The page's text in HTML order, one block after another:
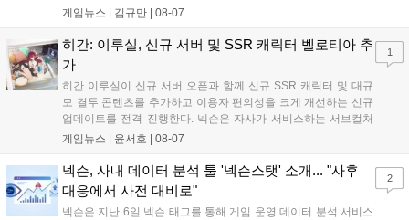
11일부터는 게임 실행 시 할인 쿠폰을 지급하는 오픈 기념 이벤트도 진
있는 환경을 조성해 창작자와 이용자 모두에게 새로운 경험을 제공할 것
으로 기대된다....
게임뉴스 | 김규만 | 08-07
히간: 이루실, 신규 서버 및 SSR 캐릭터 벨로티아 추
가
히간 이루실이 신규 서버 오픈과 함께 신규 SSR 캐릭터 및 대규
모 결투 콘텐츠를 추가하고 이용자 편의성을 크게 개선하는 신규
업데이트를 전격 진행한다. 넥슨은 자사가 서비스하는 서브컬처
게임 히간 이루실에 신규 서버 'world3'을 개설하고 신규 캐릭터
이번 업데이트를 통해 어둠 속 서큐버스...
게임뉴스 | 윤서호 | 08-07
1
넥슨, 사내 데이터 분석 툴 '넥슨스탯' 소개... "사후
대응에서 사전 대비로"
넥슨은 지난 6일 넥슨 태그를 통해 게임 운영 데이터 분석 서비스
2